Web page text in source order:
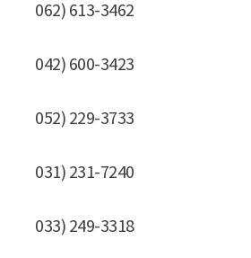
062) 613-3462
042) 600-3423
052) 229-3733
031) 231-7240
033) 249-3318